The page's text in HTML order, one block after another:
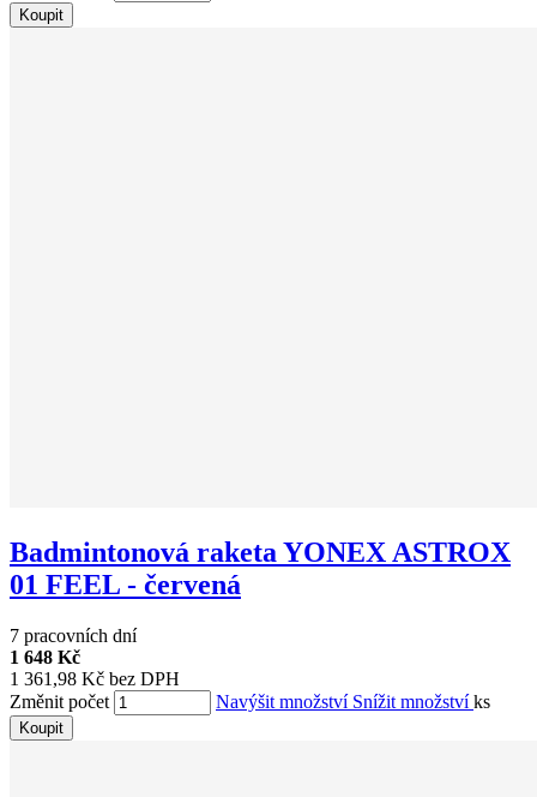
Koupit
Badmintonová raketa YONEX ASTROX
01 FEEL - červená
7 pracovních dní
1 648 Kč
1 361,98 Kč bez DPH
Změnit počet
Navýšit množství Snížit množstvíks
Koupit